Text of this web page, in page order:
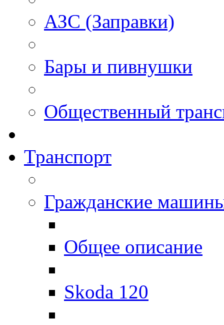
АЗС (Заправки)
Бары и пивнушки
Общественный
Транспорт
Гражданские
Общее описание
Skoda 120